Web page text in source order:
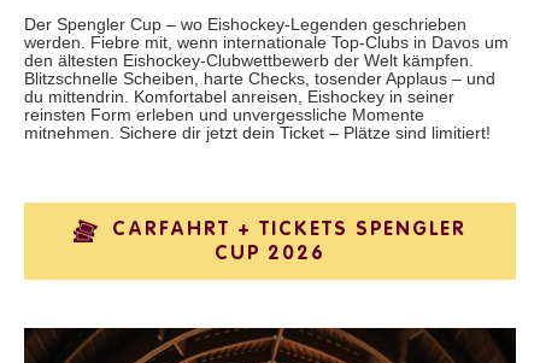
Der Spengler Cup – wo Eishockey-Legenden geschrieben
werden. Fiebre mit, wenn internationale Top-Clubs in Davos um
den ältesten Eishockey-Clubwettbewerb der Welt kämpfen.
Blitzschnelle Scheiben, harte Checks, tosender Applaus – und
du mittendrin. Komfortabel anreisen, Eishockey in seiner
reinsten Form erleben und unvergessliche Momente
mitnehmen. Sichere dir jetzt dein Ticket – Plätze sind limitiert!
CARFAHRT + TICKETS SPENGLER
CUP 2026